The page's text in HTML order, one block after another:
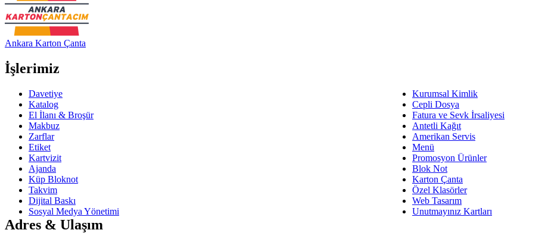
Ankara Karton Çanta
İşlerimiz
Davetiye
Kurumsal Kimlik
Katalog
Cepli Dosya
El İlanı & Broşür
Fatura ve Sevk İrsaliyesi
Makbuz
Antetli Kağıt
Zarflar
Amerikan Servis
Etiket
Menü
Kartvizit
Promosyon Ürünler
Ajanda
Blok Not
Küp Bloknot
Karton Çanta
Takvim
Özel Klasörler
Dijital Baskı
Web Tasarım
Sosyal Medya Yönetimi
Unutmayınız Kartları
Adres & Ulaşım